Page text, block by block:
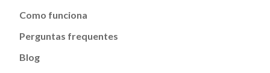
Como funciona
Perguntas frequentes
Blog